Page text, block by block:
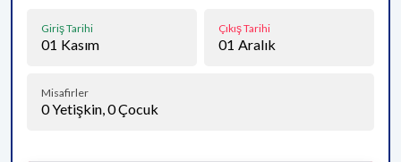
Giriş Tarihi
01 Kasım
Çıkış Tarihi
01 Aralık
Misafirler
0Yetişkin,0Çocuk